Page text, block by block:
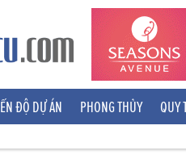
ĐỘ DỰ ÁN PHONG THỦY QUY